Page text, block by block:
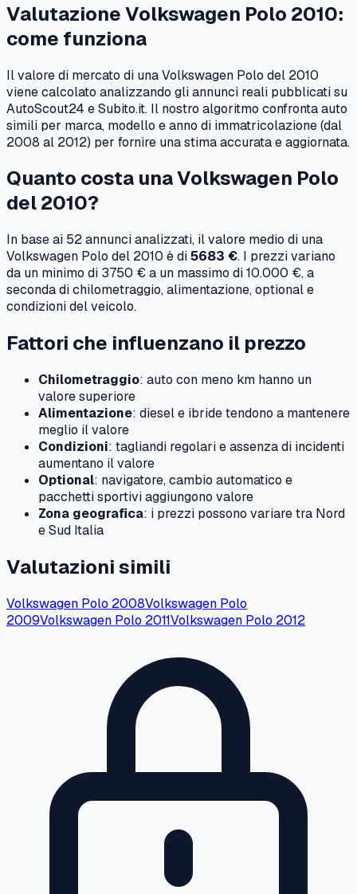
ValutazioneVolkswagen Polo 2010:
come funziona
Il valore di mercato di unaVolkswagen Polo del 2010
viene calcolato analizzando gli annunci reali pubblicati su
AutoScout24 e Subito.it. Il nostro algoritmo confronta auto
simili per marca, modello e anno di immatricolazione (dal
2008 al 2012) per fornire una stima accurata e aggiornata.
Quanto costa unaVolkswagen Polo
del2010?
In base ai 52annunci analizzati, il valore medio di una
Volkswagen Polo del 2010 è di5683 €. I prezzi variano
da un minimo di 3750 €a un massimo di10.000 €, a
seconda di chilometraggio, alimentazione, optional e
condizioni del veicolo.
Fattori che influenzano il prezzo
Chilometraggio: auto con meno km hanno un
valore superiore
Alimentazione: diesel e ibride tendono a mantenere
meglio il valore
Condizioni: tagliandi regolari e assenza di incidenti
aumentano il valore
Optional: navigatore, cambio automatico e
pacchetti sportivi aggiungono valore
Zona geografica: i prezzi possono variare tra Nord
e Sud Italia
Valutazioni simili
Volkswagen Polo 2008Volkswagen Polo
2009Volkswagen Polo 2011Volkswagen Polo 2012